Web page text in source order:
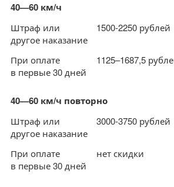
40—60 км/ч
Штраф или
другое наказание
1500-2250 рублей
При оплате
в первые 30 дней
1125–1687,5
40—60 км/ч повторно
Штраф или
другое наказание
3000-3750 рублей
При оплате
в первые 30 дней
нет скидки